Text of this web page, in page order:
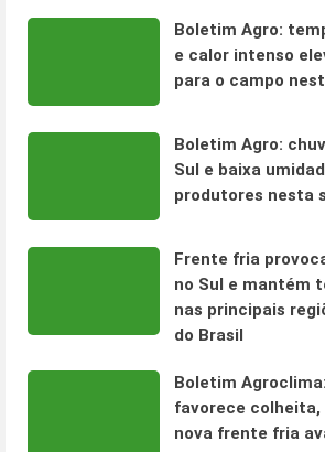
Boletim Agro:
e calor intenso
para o campo
Boletim Agro:
Sul e baixa
produtores nesta
Frente fria
no Sul e mantém
nas principais
do Brasil
Boletim
favorece colheita,
nova frente fria